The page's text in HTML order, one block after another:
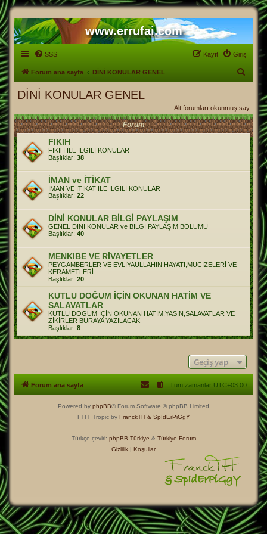
www.errufai.com
SSS Giriş
Kayıt
Forum ana sayfa DİNİ KONULAR GENEL
DİNİ KONULAR GENEL
Alt forumları okunmuş say
Forum
FIKIH
FIKIH İLE İLGİLİ KONULAR
Başlıklar: 38
İMAN ve İTİKAT
İMAN VE İTİKAT İLE İLGİLİ KONULAR
Başlıklar: 22
DİNİ KONULAR BİLGİ PAYLAŞIM
GENEL DİNİ KONULAR ve BİLGİ PAYLAŞIM BÖLÜMÜ
Başlıklar: 40
MENKIBE VE RİVAYETLER
PEYGAMBERLER VE EVLİYAULLAHIN HAYATI,MUCİZELERİ VE
KERAMETLERİ
Başlıklar: 20
KUTLU DOĞUM İÇİN OKUNAN HATİM VE
SALAVATLAR
KUTLU DOGUM İÇİN OKUNAN HATİM,YASIN,SALAVATLAR VE
ZİKİRLER BURAYA YAZILACAK
Başlıklar: 8
Geçiş yap
Forum ana sayfa Tüm zamanlar UTC+03:00
Powered by phpBB® Forum Software © phpBB Limited
FTH_Tropic by FranckTH & SpIdErPiGgY
Türkçe çeviri: phpBB Türkiye & Türkiye Forum
Gizlilik | Koşullar